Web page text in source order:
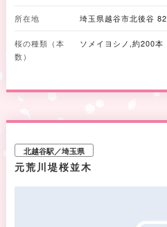
所在地 埼玉県越谷市北後谷 82
桜の種類（本
数）
ソメイヨシノ,約200本
北越谷駅／埼玉県
元荒川堤桜並木